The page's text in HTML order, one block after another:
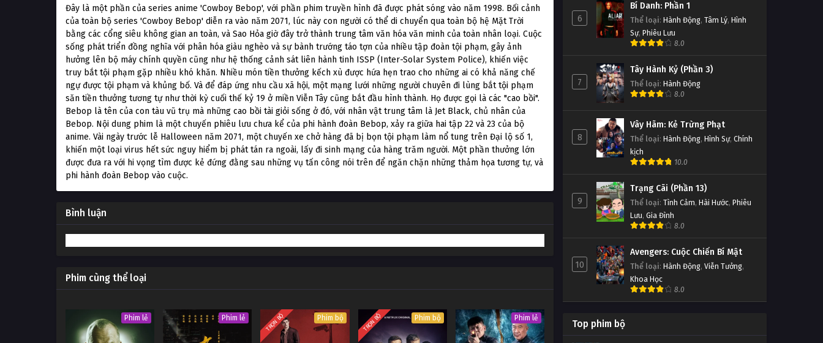
Đây là một phần của series anime 'Cowboy Bebop', với phần phim truyền hình đã được phát sóng vào năm 1998. Bối cảnh
của toàn bộ series 'Cowboy Bebop' diễn ra vào năm 2071, lúc này con người có thể di chuyển qua toàn bộ hệ Mặt Trời
bằng các cổng siêu không gian an toàn, và Sao Hỏa giờ đây trở thành trung tâm văn hóa văn minh của toàn nhân loại. Cuộc
sống phát triển đồng nghĩa với phân hóa giàu nghèo và sự bành trướng táo tợn của nhiều tập đoàn tội phạm, gây ảnh
hưởng lên bộ máy chính quyền cũng như hệ thống cảnh sát liên hành tinh ISSP (Inter-Solar System Police), khiến việc
truy bắt tội phạm gặp nhiều khó khăn. Nhiều món tiền thưởng kếch xù được hứa hẹn trao cho những ai có khả năng chế
ngự được tội phạm và khủng bố. Và để đáp ứng nhu cầu xã hội, một mạng lưới những người chuyên đi lùng bắt tội phạm
săn tiền thưởng tương tự như thời kỳ cuối thế kỷ 19 ở miền Viễn Tây cũng bắt đầu hình thành. Họ được gọi là các "cao bồi".
Bebop là tên của con tàu vũ trụ mà những cao bồi tài giỏi sống ở đó, với nhân vật trung tâm là Jet Black, chủ nhân của
Bebop. Nội dung phim là một chuyến phiêu lưu chưa kể của phi hành đoàn Bebop, xảy ra giữa hai tập 22 và 23 của bộ
anime. Vài ngày trước lễ Halloween năm 2071, một chuyến xe chở hàng đã bị bọn tội phạm làm nổ tung trên Đại lộ số 1,
khiến một loại virus hết sức nguy hiểm bị phát tán ra ngoài, lấy đi sinh mạng của hàng trăm người. Một phần thưởng lớn
được đưa ra với hi vọng tìm được kẻ đứng đằng sau những vụ tấn công nói trên để ngăn chặn những thảm họa tương tự, và
phi hành đoàn Bebop vào cuộc.
Bình luận
Phim cùng thể loại
Phim lẻ Phim lẻ TRỌN BỘ Phim bộ TRỌN BỘ Phim bộ Phim lẻ
6
Bí Danh: Phần 1
Thể loại: Hành Động, Tâm Lý, Hình
Sự, Phiêu Lưu
8.0
7
Tây Hành Kỷ (Phần 3)
Thể loại: Hành Động
8.0
8
Vây Hãm: Kẻ Trừng Phạt
Thể loại: Hành Động, Hình Sự, Chính
kịch
10.0
9
Trạng Cãi (Phần 13)
Thể loại: Tình Cảm, Hài Hước, Phiêu
Lưu, Gia Đình
8.0
10
Avengers: Cuộc Chiến Bí Mật
Thể loại: Hành Động, Viễn Tưởng,
Khoa Học
8.0
Top phim bộ